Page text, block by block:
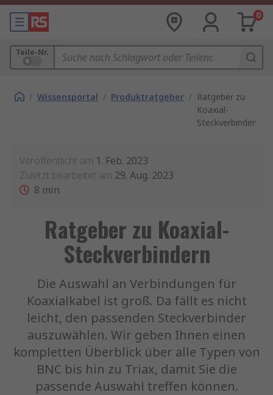
0
Teile-Nr.
/ Wissensportal / Produktratgeber / Ratgeber zu
Koaxial-
Steckverbindern
Veröffentlicht am 1. Feb. 2023
Zuletzt bearbeitet am 29. Aug. 2023
8 min
Ratgeber zu Koaxial-
Steckverbindern
Die Auswahl an Verbindungen für
Koaxialkabel ist groß. Da fällt es nicht
leicht, den passenden Steckverbinder
auszuwählen. Wir geben Ihnen einen
kompletten Überblick über alle Typen von
BNC bis hin zu Triax, damit Sie die
passende Auswahl treffen können.